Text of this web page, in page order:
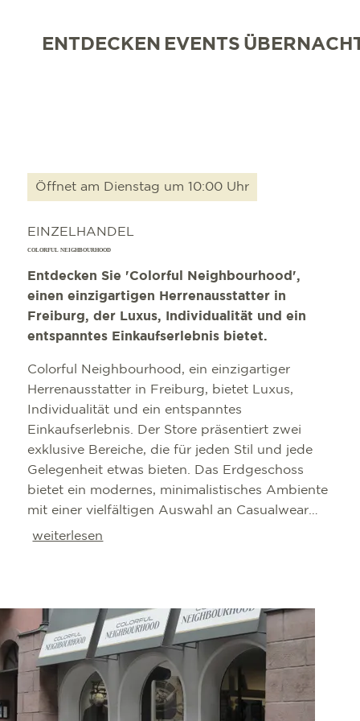
ENTDECKEN EVENTS
Öffnet am Dienstag um 10:00 Uhr
EINZELHANDEL
COLORFUL NEIGHBOURHOOD
Entdecken Sie 'Colorful Neighbourhood',
einen einzigartigen Herrenausstatter in
Freiburg, der Luxus, Individualität und ein
entspanntes Einkaufserlebnis bietet.
Colorful Neighbourhood, ein einzigartiger
Herrenausstatter in Freiburg, bietet Luxus,
Individualität und ein entspanntes
Einkaufserlebnis. Der Store präsentiert zwei
exklusive Bereiche, die für jeden Stil und jede
Gelegenheit etwas bieten. Das Erdgeschoss
bietet ein modernes, minimalistisches Ambiente
mit einer vielfältigen Auswahl an Casualwear
und Designermode. Ergänzt durch eine Lounge
Luxus geschaffen. Hier findet man einen
Bereich für Maßkonfektion, Anzüge, Chinos,
Hemden, Strickwaren und Accessoires, die die
Garderobe auf ein neues Level heben. Bei
Colorful Neighbourhood wurde ein Ort
geschaffen, an dem man sich nicht nur
weiterlesen